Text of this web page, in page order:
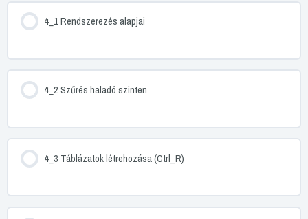
4_1 Rendszerezés alapjai
4_2 Szűrés haladó szinten
4_3 Táblázatok létrehozása (Ctrl_R)